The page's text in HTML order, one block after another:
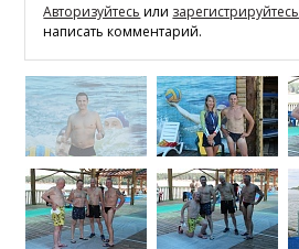
Авторизуйтесь или зарегистрируйтесь
написать комментарий.